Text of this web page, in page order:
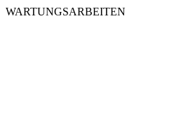
WARTUNGSARBEITEN